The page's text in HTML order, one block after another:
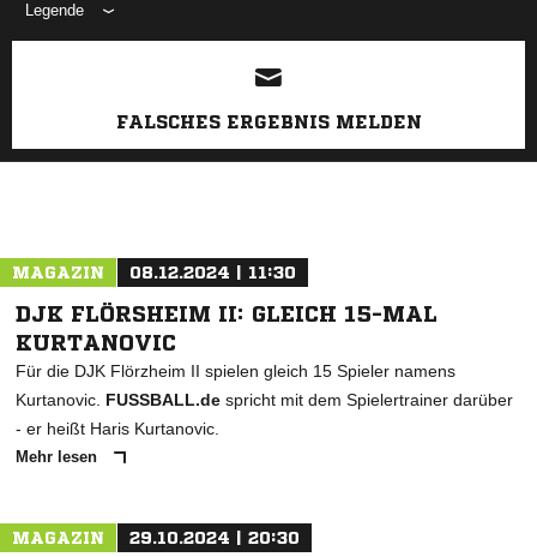
Legende
ANZEIGE
FALSCHES ERGEBNIS MELDEN
MAGAZIN 08.12.2024 | 11:30
DJK FLÖRSHEIM II: GLEICH 15-MAL
KURTANOVIC
Für die DJK Flörzheim II spielen gleich 15 Spieler namens
Kurtanovic. FUSSBALL.de spricht mit dem Spielertrainer darüber
- er heißt Haris Kurtanovic.
Mehr lesen
MAGAZIN 29.10.2024 | 20:30